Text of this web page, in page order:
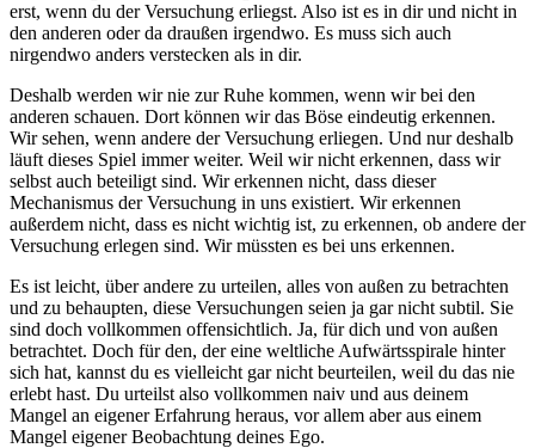
erst, wenn du der Versuchung erliegst. Also ist es in dir und nicht in
den anderen oder da draußen irgendwo. Es muss sich auch
nirgendwo anders verstecken als in dir.
Deshalb werden wir nie zur Ruhe kommen, wenn wir bei den
anderen schauen. Dort können wir das Böse eindeutig erkennen.
Wir sehen, wenn andere der Versuchung erliegen. Und nur deshalb
läuft dieses Spiel immer weiter. Weil wir nicht erkennen, dass wir
selbst auch beteiligt sind. Wir erkennen nicht, dass dieser
Mechanismus der Versuchung in uns existiert. Wir erkennen
außerdem nicht, dass es nicht wichtig ist, zu erkennen, ob andere der
Versuchung erlegen sind. Wir müssten es bei uns erkennen.
Es ist leicht, über andere zu urteilen, alles von außen zu betrachten
und zu behaupten, diese Versuchungen seien ja gar nicht subtil. Sie
sind doch vollkommen offensichtlich. Ja, für dich und von außen
betrachtet. Doch für den, der eine weltliche Aufwärtsspirale hinter
sich hat, kannst du es vielleicht gar nicht beurteilen, weil du das nie
erlebt hast. Du urteilst also vollkommen naiv und aus deinem
Mangel an eigener Erfahrung heraus, vor allem aber aus einem
Mangel eigener Beobachtung deines Ego.